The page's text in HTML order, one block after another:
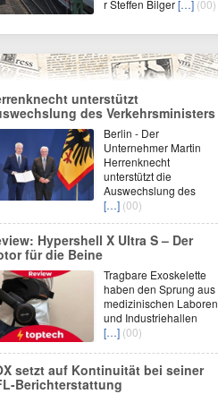
r Steffen Bilger[…] (00)
unterstützt
des Verkehrsministers
Berlin - Der
Unternehmer Martin
Herrenknecht
unterstützt die
Auswechslung des
[…] (00)
Hypershell X Ultra S – Der
für die Beine
Tragbare Exoskelette
haben den Sprung aus
medizinischen Laboren
und Industriehallen
[…] (00)
setzt auf Kontinuität bei seiner
Berichterstattung